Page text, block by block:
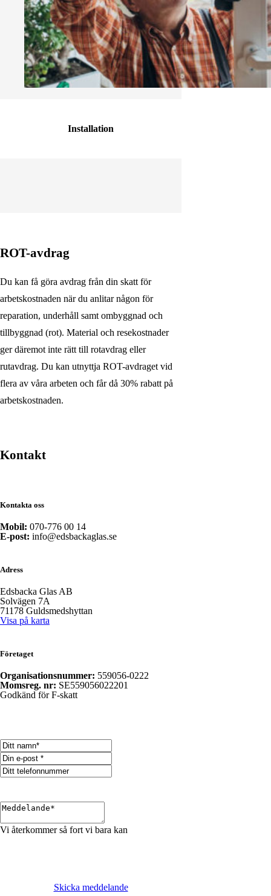
Installation
ROT-avdrag
Du kan få göra avdrag från din skatt för
arbetskostnaden när du anlitar någon för
reparation, underhåll samt ombyggnad och
tillbyggnad (rot). Material och resekostnader
ger däremot inte rätt till rotavdrag eller
rutavdrag. Du kan utnyttja ROT-avdraget vid
flera av våra arbeten och får då 30% rabatt på
arbetskostnaden.
Kontakt
Kontakta oss
Mobil: 070-776 00 14
E-post: info@edsbackaglas.se
Adress
Edsbacka Glas AB
Solvägen 7A
71178 Guldsmedshyttan
Visa på karta
Företaget
Organisationsnummer: 559056-0222
Momsreg. nr: SE559056022201
Godkänd för F-skatt
Vi återkommer så fort vi bara kan
Skicka meddelande